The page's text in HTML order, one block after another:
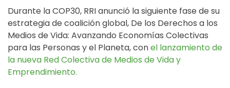
Durante la COP30, RRI anunció la siguiente fase de su
estrategia de coalición global, De los Derechos a los
Medios de Vida: Avanzando Economías Colectivas
para las Personas y el Planeta, conel lanzamiento de
la nueva Red Colectiva de Medios de Vida y
Emprendimiento.